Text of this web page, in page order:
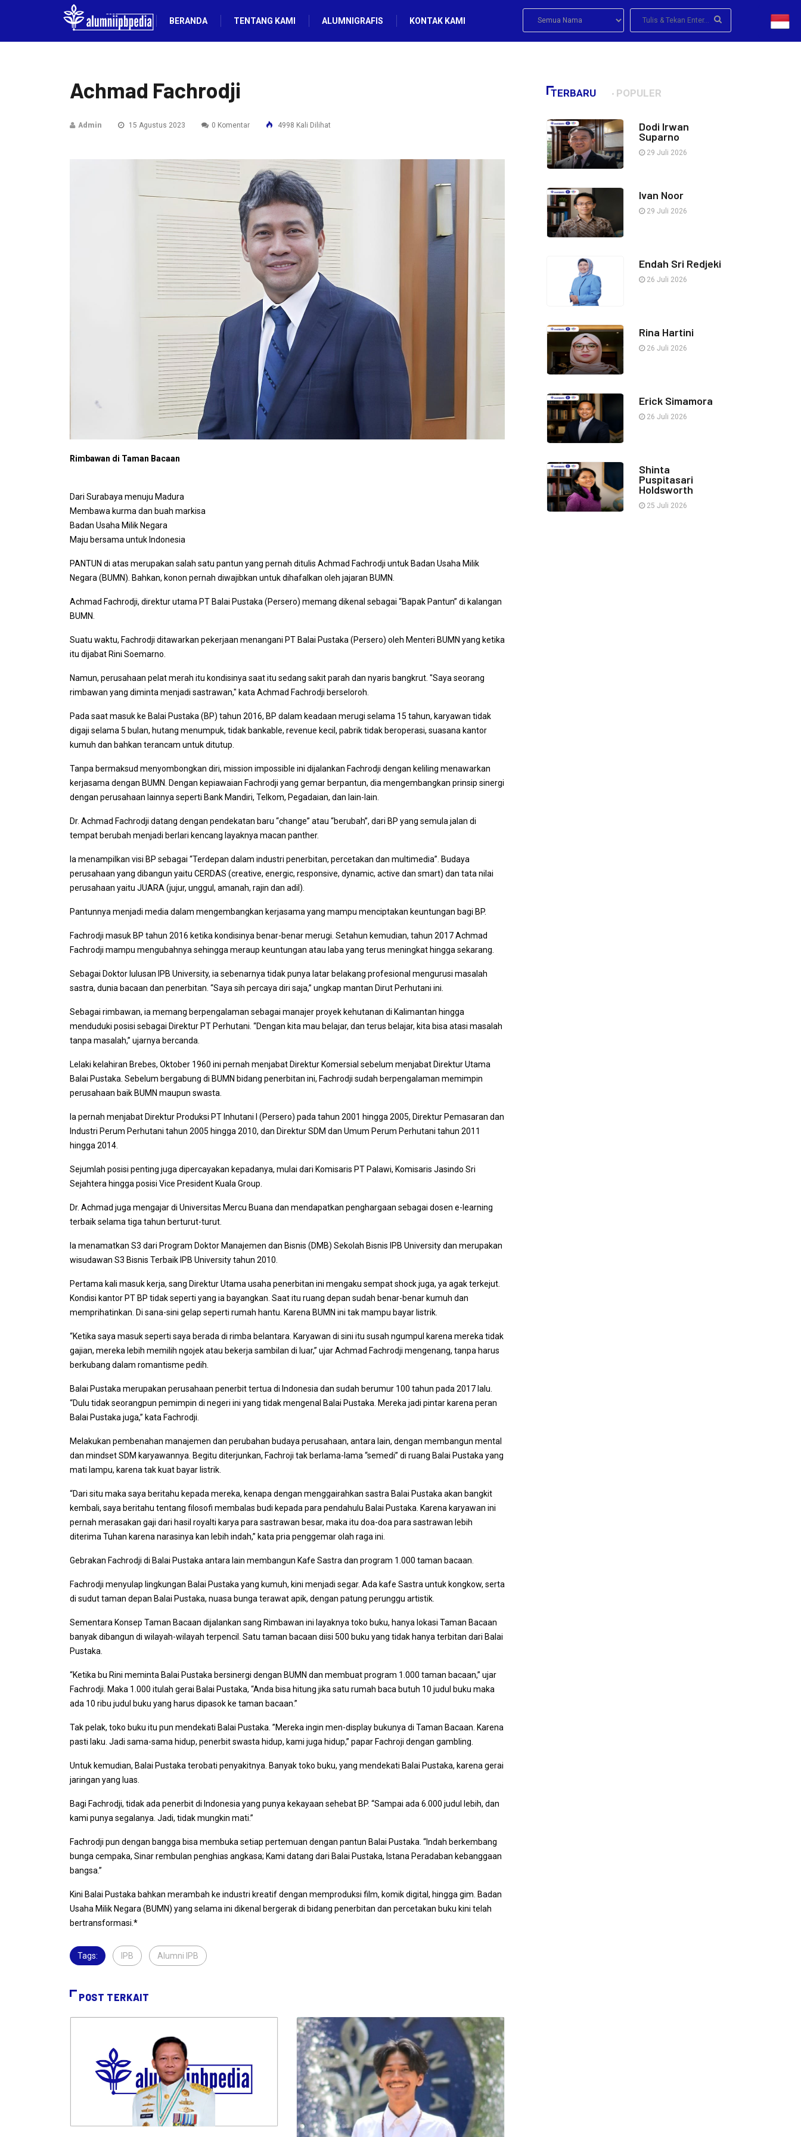
BERANDA TENTANG KAMI ALUMNIGRAFIS KONTAK KAMI
Achmad Fachrodji
Admin 15 Agustus 2023 0 Komentar 4998 Kali Dilihat
Rimbawan di Taman Bacaan
Dari Surabaya menuju Madura
Membawa kurma dan buah markisa
Badan Usaha Milik Negara
Maju bersama untuk Indonesia
PANTUN di atas merupakan salah satu pantun yang pernah ditulis Achmad Fachrodji untuk Badan Usaha Milik
Negara (BUMN). Bahkan, konon pernah diwajibkan untuk dihafalkan oleh jajaran BUMN.
Achmad Fachrodji, direktur utama PT Balai Pustaka (Persero) memang dikenal sebagai “Bapak Pantun” di kalangan
BUMN.
Suatu waktu, Fachrodji ditawarkan pekerjaan menangani PT Balai Pustaka (Persero) oleh Menteri BUMN yang ketika
itu dijabat Rini Soemarno.
Namun, perusahaan pelat merah itu kondisinya saat itu sedang sakit parah dan nyaris bangkrut. "Saya seorang
rimbawan yang diminta menjadi sastrawan," kata Achmad Fachrodji berseloroh.
Pada saat masuk ke Balai Pustaka (BP) tahun 2016, BP dalam keadaan merugi selama 15 tahun, karyawan tidak
digaji selama 5 bulan, hutang menumpuk, tidak bankable, revenue kecil, pabrik tidak beroperasi, suasana kantor
kumuh dan bahkan terancam untuk ditutup.
Tanpa bermaksud menyombongkan diri, mission impossible ini dijalankan Fachrodji dengan keliling menawarkan
kerjasama dengan BUMN. Dengan kepiawaian Fachrodji yang gemar berpantun, dia mengembangkan prinsip sinergi
dengan perusahaan lainnya seperti Bank Mandiri, Telkom, Pegadaian, dan lain-lain.
Dr. Achmad Fachrodji datang dengan pendekatan baru “change” atau “berubah”, dari BP yang semula jalan di
tempat berubah menjadi berlari kencang layaknya macan panther.
Ia menampilkan visi BP sebagai “Terdepan dalam industri penerbitan, percetakan dan multimedia”. Budaya
perusahaan yang dibangun yaitu CERDAS (creative, energic, responsive, dynamic, active dan smart) dan tata nilai
perusahaan yaitu JUARA (jujur, unggul, amanah, rajin dan adil).
Pantunnya menjadi media dalam mengembangkan kerjasama yang mampu menciptakan keuntungan bagi BP.
Fachrodji masuk BP tahun 2016 ketika kondisinya benar-benar merugi. Setahun kemudian, tahun 2017 Achmad
Fachrodji mampu mengubahnya sehingga meraup keuntungan atau laba yang terus meningkat hingga sekarang.
Sebagai Doktor lulusan IPB University, ia sebenarnya tidak punya latar belakang profesional mengurusi masalah
sastra, dunia bacaan dan penerbitan. “Saya sih percaya diri saja,” ungkap mantan Dirut Perhutani ini.
Sebagai rimbawan, ia memang berpengalaman sebagai manajer proyek kehutanan di Kalimantan hingga
menduduki posisi sebagai Direktur PT Perhutani. “Dengan kita mau belajar, dan terus belajar, kita bisa atasi masalah
tanpa masalah,” ujarnya bercanda.
Lelaki kelahiran Brebes, Oktober 1960 ini pernah menjabat Direktur Komersial sebelum menjabat Direktur Utama
Balai Pustaka. Sebelum bergabung di BUMN bidang penerbitan ini, Fachrodji sudah berpengalaman memimpin
perusahaan baik BUMN maupun swasta.
Ia pernah menjabat Direktur Produksi PT Inhutani I (Persero) pada tahun 2001 hingga 2005, Direktur Pemasaran dan
Industri Perum Perhutani tahun 2005 hingga 2010, dan Direktur SDM dan Umum Perum Perhutani tahun 2011
hingga 2014.
Sejumlah posisi penting juga dipercayakan kepadanya, mulai dari Komisaris PT Palawi, Komisaris Jasindo Sri
Sejahtera hingga posisi Vice President Kuala Group.
Dr. Achmad juga mengajar di Universitas Mercu Buana dan mendapatkan penghargaan sebagai dosen e-learning
terbaik selama tiga tahun berturut-turut.
Ia menamatkan S3 dari Program Doktor Manajemen dan Bisnis (DMB) Sekolah Bisnis IPB University dan merupakan
wisudawan S3 Bisnis Terbaik IPB University tahun 2010.
Pertama kali masuk kerja, sang Direktur Utama usaha penerbitan ini mengaku sempat shock juga, ya agak terkejut.
Kondisi kantor PT BP tidak seperti yang ia bayangkan. Saat itu ruang depan sudah benar-benar kumuh dan
memprihatinkan. Di sana-sini gelap seperti rumah hantu. Karena BUMN ini tak mampu bayar listrik.
“Ketika saya masuk seperti saya berada di rimba belantara. Karyawan di sini itu susah ngumpul karena mereka tidak
gajian, mereka lebih memilih ngojek atau bekerja sambilan di luar,” ujar Achmad Fachrodji mengenang, tanpa harus
berkubang dalam romantisme pedih.
Balai Pustaka merupakan perusahaan penerbit tertua di Indonesia dan sudah berumur 100 tahun pada 2017 lalu.
“Dulu tidak seorangpun pemimpin di negeri ini yang tidak mengenal Balai Pustaka. Mereka jadi pintar karena peran
Balai Pustaka juga,” kata Fachrodji.
Melakukan pembenahan manajemen dan perubahan budaya perusahaan, antara lain, dengan membangun mental
dan mindset SDM karyawannya. Begitu diterjunkan, Fachroji tak berlama-lama “semedi” di ruang Balai Pustaka yang
mati lampu, karena tak kuat bayar listrik.
“Dari situ maka saya beritahu kepada mereka, kenapa dengan menggairahkan sastra Balai Pustaka akan bangkit
kembali, saya beritahu tentang filosofi membalas budi kepada para pendahulu Balai Pustaka. Karena karyawan ini
pernah merasakan gaji dari hasil royalti karya para sastrawan besar, maka itu doa-doa para sastrawan lebih
diterima Tuhan karena narasinya kan lebih indah,” kata pria penggemar olah raga ini.
Gebrakan Fachrodji di Balai Pustaka antara lain membangun Kafe Sastra dan program 1.000 taman bacaan.
Fachrodji menyulap lingkungan Balai Pustaka yang kumuh, kini menjadi segar. Ada kafe Sastra untuk kongkow, serta
di sudut taman depan Balai Pustaka, nuasa bunga terawat apik, dengan patung perunggu artistik.
Sementara Konsep Taman Bacaan dijalankan sang Rimbawan ini layaknya toko buku, hanya lokasi Taman Bacaan
banyak dibangun di wilayah-wilayah terpencil. Satu taman bacaan diisi 500 buku yang tidak hanya terbitan dari Balai
Pustaka.
“Ketika bu Rini meminta Balai Pustaka bersinergi dengan BUMN dan membuat program 1.000 taman bacaan,” ujar
Fachrodji. Maka 1.000 itulah gerai Balai Pustaka, “Anda bisa hitung jika satu rumah baca butuh 10 judul buku maka
ada 10 ribu judul buku yang harus dipasok ke taman bacaan.”
Tak pelak, toko buku itu pun mendekati Balai Pustaka. ”Mereka ingin men-display bukunya di Taman Bacaan. Karena
pasti laku. Jadi sama-sama hidup, penerbit swasta hidup, kami juga hidup,” papar Fachroji dengan gambling.
Untuk kemudian, Balai Pustaka terobati penyakitnya. Banyak toko buku, yang mendekati Balai Pustaka, karena gerai
jaringan yang luas.
Bagi Fachrodji, tidak ada penerbit di Indonesia yang punya kekayaan sehebat BP. “Sampai ada 6.000 judul lebih, dan
kami punya segalanya. Jadi, tidak mungkin mati.”
Fachrodji pun dengan bangga bisa membuka setiap pertemuan dengan pantun Balai Pustaka. “Indah berkembang
bunga cempaka, Sinar rembulan penghias angkasa; Kami datang dari Balai Pustaka, Istana Peradaban kebanggaan
bangsa.”
Kini Balai Pustaka bahkan merambah ke industri kreatif dengan memproduksi film, komik digital, hingga gim. Badan
Usaha Milik Negara (BUMN) yang selama ini dikenal bergerak di bidang penerbitan dan percetakan buku kini telah
bertransformasi.*
Tags: IPB Alumni IPB
POST TERKAIT
TERBARU POPULER
Dodi Irwan
Suparno
29 Juli 2026
Ivan Noor
29 Juli 2026
Endah Sri Redjeki
26 Juli 2026
Rina Hartini
26 Juli 2026
Erick Simamora
26 Juli 2026
Shinta
Puspitasari
Holdsworth
25 Juli 2026